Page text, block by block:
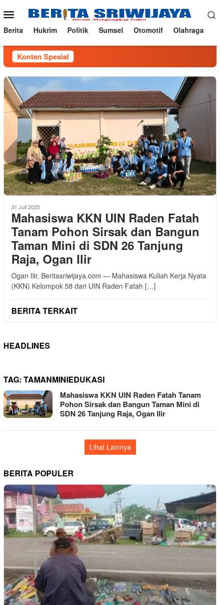
ke
konten
Menu
Mobile
Berita Hukrim Politik Sumsel Otomotif Olahraga
Konten Spesial
31 Juli 2025
Mahasiswa KKN UIN Raden Fatah
Tanam Pohon Sirsak dan Bangun
Taman Mini di SDN 26 Tanjung
Raja, Ogan Ilir
Ogan Ilir, Beritasriwijaya.com — Mahasiswa Kuliah Kerja Nyata
(KKN) Kelompok 58 dari UIN Raden Fatah […]
BERITA TERKAIT
HEADLINES
TAG: TAMANMINIEDUKASI
Mahasiswa KKN UIN Raden Fatah Tanam
Pohon Sirsak dan Bangun Taman Mini di
SDN 26 Tanjung Raja, Ogan Ilir
Lihat Lainnya
BERITA POPULER